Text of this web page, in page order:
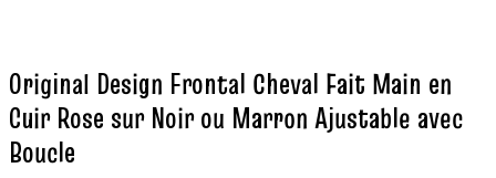
Original Design Frontal Cheval Fait Main en
Cuir Rose sur Noir ou Marron Ajustable avec
Boucle